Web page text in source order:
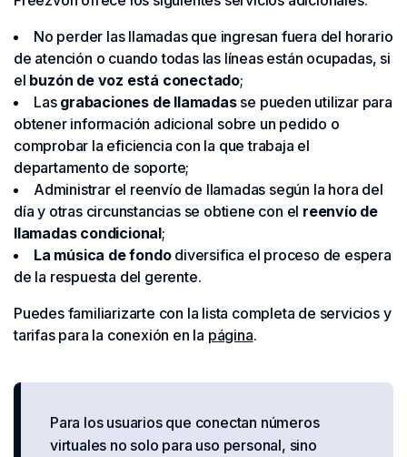
No perder las llamadas que ingresan fuera del horario
de atención o cuando todas las líneas están ocupadas, si
el buzón de voz está conectado;
Las grabaciones de llamadasse pueden utilizar para
obtener información adicional sobre un pedido o
comprobar la eficiencia con la que trabaja el
departamento de soporte;
Administrar el reenvío de llamadas según la hora del
día y otras circunstancias se obtiene con el reenvío de
llamadas condicional;
La música de fondodiversifica el proceso de espera
de la respuesta del gerente.
Puedes familiarizarte con la lista completa de servicios y
tarifas para la conexión en la página.
Para los usuarios que conectan números
virtuales no solo para uso personal, sino